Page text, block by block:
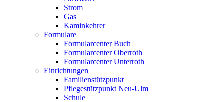
Strom
Gas
Kaminkehrer
Formulare
Formularcenter Buch
Formularcenter Oberroth
Formularcenter Unterroth
Einrichtungen
Familienstützpunkt
Pflegestützpunkt Neu-Ulm
Schule